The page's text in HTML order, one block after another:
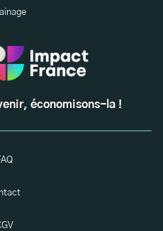
économisons-la !